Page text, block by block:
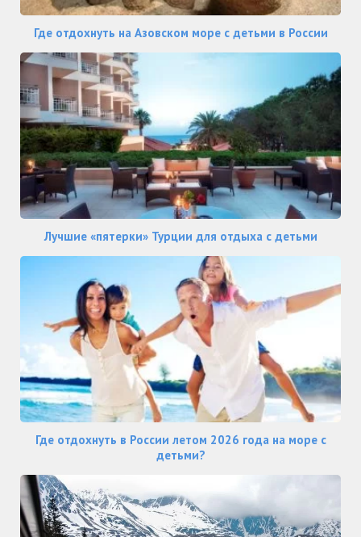
Где отдохнуть на Азовском море с детьми в России
Лучшие «пятерки» Турции для отдыха с детьми
Где отдохнуть в России летом 2026 года на море с
детьми?